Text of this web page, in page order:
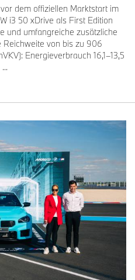
dem offiziellen Marktstart im
i3 50 xDrive als First Edition
und umfangreiche zusätzliche
Reichweite von bis zu 906
Energieverbrauch 16,1–13,5